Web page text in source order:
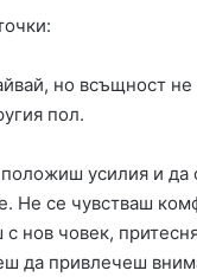
но всъщност
пол.
усилия и
Не се чувстваш
с нов човек,
да привлечеш